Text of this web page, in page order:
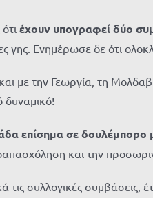
έχουν υπογραφεί δύο
γης. Ενημέρωσε δε ότι
με την Γεωργία, τη
δυναμικό!
επίσημασε δουλέμπορο
και την
συλλογικές συμβάσεις,